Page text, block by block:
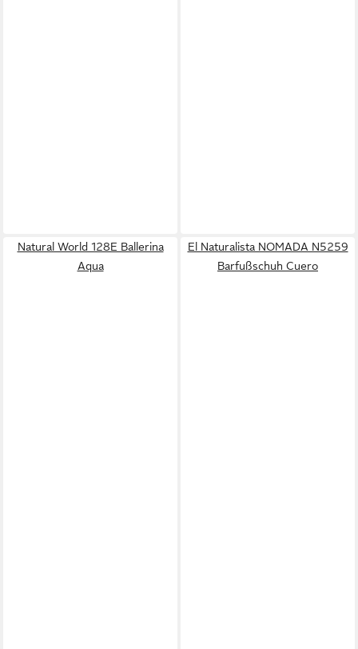
Natural World 128E Ballerina
Aqua
El Naturalista NOMADA N5259
Barfußschuh Cuero